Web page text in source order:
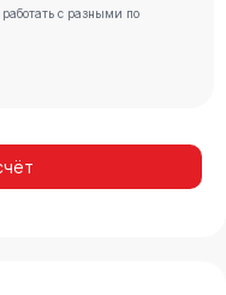
с разными по